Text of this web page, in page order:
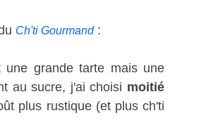
Ch'ti Gourmand:
grande tarte mais une
au sucre, j'ai choisi moitié
plus rustique (et plus ch'ti